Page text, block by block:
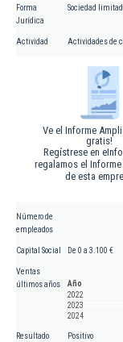
Forma
Jurídica
Sociedad
Actividad Actividades de
Ve el Informe
gratis!
Regístrese en
regalamos el
de esta
Número de
empleados
Capital Social De 0 a 3.100 €
Ventas
últimos años
Año
2022
2023
2024
Resultado
Positivo